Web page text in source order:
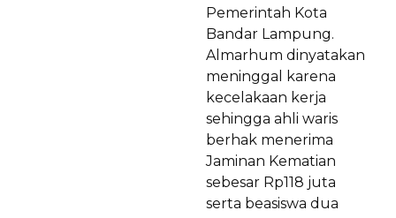
Pemerintah Kota
Bandar Lampung.
Almarhum dinyatakan
meninggal karena
kecelakaan kerja
sehingga ahli waris
berhak menerima
Jaminan Kematian
sebesar Rp118 juta
serta beasiswa dua